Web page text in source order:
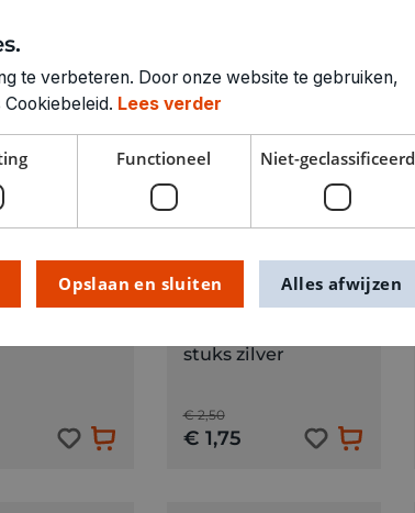
plastic
CREATIV COMPANY
stuks zilver
€ 2,50
€ 1,75
te verbeteren. Door onze website te gebruiken,
Lees verder
Functioneel Niet-geclassificeerd
Opslaan en sluiten Alles afwijzen